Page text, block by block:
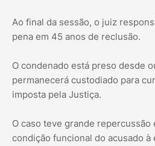
Ao final da sessão, o juiz
pena em 45 anos de reclusão.
O condenado está preso desde
permanecerá custodiado para
imposta pela Justiça.
O caso teve grande repercussão
condição funcional do acusado à